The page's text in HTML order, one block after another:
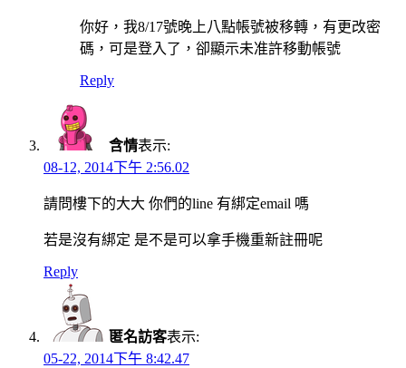
你好，我8/17號晚上八點帳號被移轉，有更改密
碼，可是登入了，卻顯示未准許移動帳號
Reply
含情表示:
08-12, 2014下午 2:56.02
請問樓下的大大 你們的line 有綁定email 嗎
若是沒有綁定 是不是可以拿手機重新註冊呢
Reply
匿名訪客表示:
05-22, 2014下午 8:42.47